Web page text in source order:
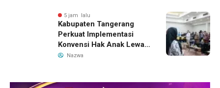
5 jam lalu
Kabupaten Tangerang
Perkuat Implementasi
Konvensi Hak Anak Lewat
Pelatihan Berbasis Budaya
Nazwa